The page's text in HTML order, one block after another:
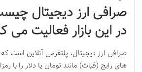
صرافی ارز دیجیتال
در این بازار فعالیت می
صرافی ارز دیجیتال، پلتفرمی آنلاین است
های رایج (فیات) مانند تومان یا دلار را با